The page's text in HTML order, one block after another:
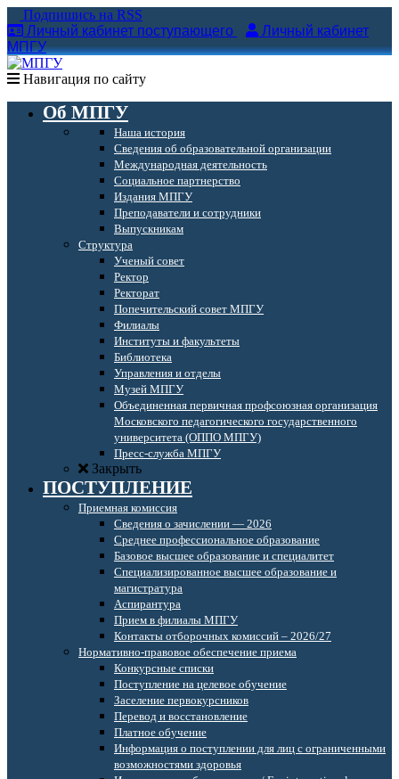
Подпишись на RSS
Личный кабинет поступающего
Личный кабинет
МПГУ
Навигация по сайту
Об МПГУ
Наша история
Сведения об образовательной организации
Международная деятельность
Социальное партнерство
Издания МПГУ
Преподаватели и сотрудники
Выпускникам
Структура
Ученый совет
Ректор
Ректорат
Попечительский совет МПГУ
Филиалы
Институты и факультеты
Библиотека
Управления и отделы
Музей МПГУ
Объединенная первичная профсоюзная организация
Московского педагогического государственного
университета (ОППО МПГУ)
Пресс-служба МПГУ
Закрыть
ПОСТУПЛЕНИЕ
Приемная комиссия
Сведения о зачислении — 2026
Среднее профессиональное образование
Базовое высшее образование и специалитет
Специализированное высшее образование и
магистратура
Аспирантура
Прием в филиалы МПГУ
Контакты отборочных комиссий – 2026/27
Нормативно-правовое обеспечение приема
Конкурсные списки
Поступление на целевое обучение
Заселение первокурсников
Перевод и восстановление
Платное обучение
Информация о поступлении для лиц с ограниченными
возможностями здоровья